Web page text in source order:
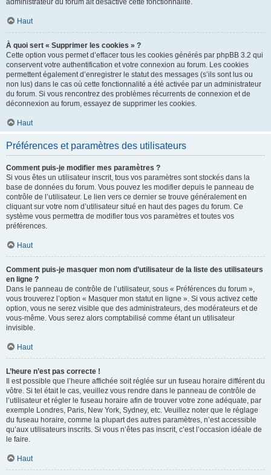
administrateur du forum ait désactivé cette fonctionnalité.
Haut
À quoi sert « Supprimer les cookies » ?
Cette option vous permet d’effacer tous les cookies générés par phpBB 3.2 qui
conservent votre authentification et votre connexion au forum. Les cookies
permettent également d’enregistrer le statut des messages (s’ils sont lus ou
non lus) dans le cas où cette fonctionnalité a été activée par un administrateur
du forum. Si vous rencontrez des problèmes récurrents de connexion et de
déconnexion au forum, essayez de supprimer les cookies.
Haut
Préférences et paramètres des utilisateurs
Comment puis-je modifier mes paramètres ?
Si vous êtes un utilisateur inscrit, tous vos paramètres sont stockés dans la
base de données du forum. Vous pouvez les modifier depuis le panneau de
contrôle de l’utilisateur. Le lien vers ce dernier se trouve généralement en
cliquant sur votre nom d’utilisateur situé en haut des pages du forum. Ce
système vous permettra de modifier tous vos paramètres et toutes vos
préférences.
Haut
Comment puis-je masquer mon nom d’utilisateur de la liste des utilisateurs
en ligne ?
Dans le panneau de contrôle de l’utilisateur, sous « Préférences du forum »,
vous trouverez l’option « Masquer mon statut en ligne ». Si vous activez cette
option, vous ne serez visible que des administrateurs, des modérateurs et de
vous-même. Vous serez alors comptabilisé comme étant un utilisateur
invisible.
Haut
L’heure n’est pas correcte !
Il est possible que l’heure affichée soit réglée sur un fuseau horaire différent du
vôtre. Si tel était le cas, veuillez vous rendre dans le panneau de contrôle de
l’utilisateur et régler le fuseau horaire afin de trouver votre zone adéquate, par
exemple Londres, Paris, New York, Sydney, etc. Veuillez noter que le réglage
du fuseau horaire, comme la plupart des autres paramètres, n’est accessible
qu’aux utilisateurs inscrits. Si vous n’êtes pas inscrit, c’est l’occasion idéale de
le faire.
Haut